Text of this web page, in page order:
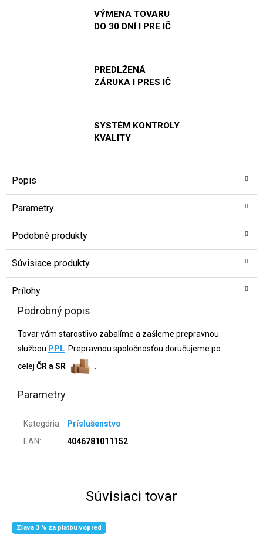
VÝMENA TOVARU
DO 30 DNÍ I PRE IČ
PREDLŽENÁ
ZÁRUKA I PRES IČ
SYSTÉM KONTROLY
KVALITY
Popis
Parametry
Podobné produkty
Súvisiace produkty
Prílohy
Podrobný popis
Tovar vám starostlivo zabalíme a zašleme prepravnou
službou PPL . Prepravnou spoločnosťou doručujeme po
celej ČR a SR .
Parametry
Kategória:
Príslušenstvo
EAN: 4046781011152
Súvisiaci tovar
Zľava 3 % za platbu vopred